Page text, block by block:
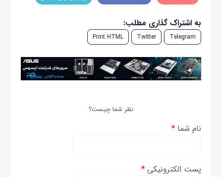
به اشتراک گذاری مطلب:
Telegram
Twitter
Print HTML
نظر شما چیست؟
نام شما*
پست الکترونیکی*